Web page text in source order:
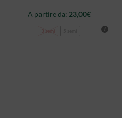
A partire da: 23,00€
3 semi